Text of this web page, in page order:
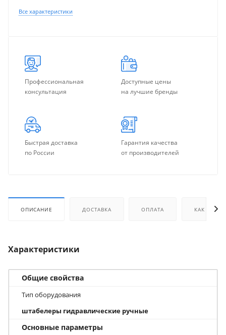
Все характеристики
Профессиональная
консультация
Доступные цены
на лучшие бренды
Быстрая доставка
по России
Гарантия качества
от производителей
ОПИСАНИЕ ДОСТАВКА ОПЛАТА КАК
Характеристики
Общие свойства
Тип оборудования
штабелеры гидравлические ручные
Основные параметры